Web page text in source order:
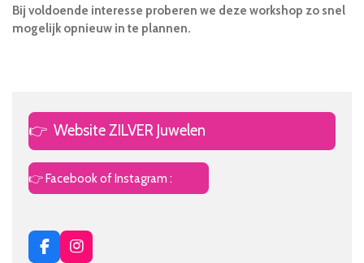
Bij voldoende interesse proberen we deze workshop zo snel
mogelijk opnieuw in te plannen.
👉 Website ZILVER Juwelen
👉 Facebook of Instagram :
F
I